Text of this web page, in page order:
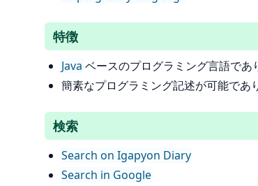
特徴
Java ベースのプログラミング言語であ
簡素なプログラミング記述が可能であ
検索
Search on Igapyon Diary
Search in Google